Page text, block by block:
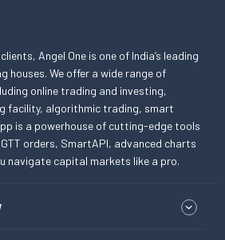
Angel One is one of India’s leading
houses. We offer a wide range of
online trading and investing,
facility, algorithmic trading, smart
is a powerhouse of cutting-edge tools
orders, SmartAPI, advanced charts
navigate capital markets like a pro.